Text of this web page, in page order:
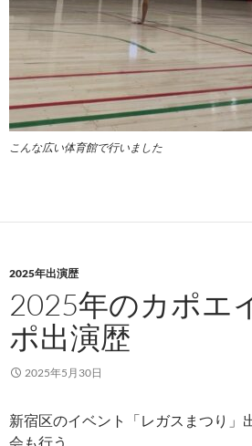
こんな広い体育館で行いました
2025年出演歴
2025年のカポエ
ポ出演歴
2025年5月30日
新宿区のイベント「レガスまつり」
会も行う